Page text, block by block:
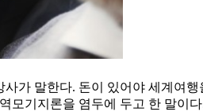
가 말한다. 돈이 있어야 세계여
모기지론을 염두에 두고 한 말이